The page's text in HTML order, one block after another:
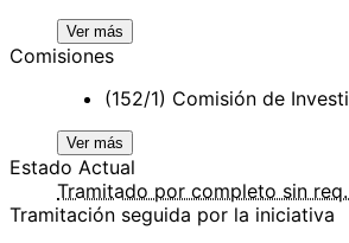
Ver más
Comisiones
(152/1) Comisión de
Ver más
Estado Actual
Tramitado por completo sin
Tramitación seguida por la iniciativa